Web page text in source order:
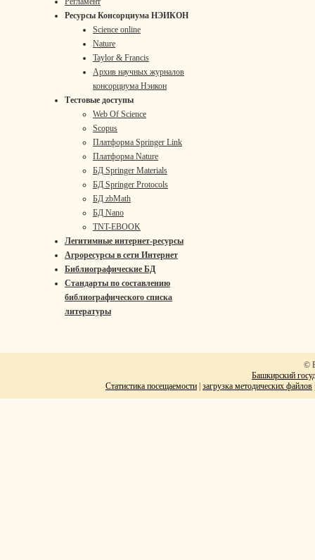
Ресурсы Консорциума НЭИКОН
Science online
Nature
Taylor & Francis
Архив научных журналов
консорциума Нэикон
Тестовые доступы
Web Of Science
Scopus
Платформа Springer Link
Платформа Nature
БД Springer Materials
БД Springer Protocols
БД zbMath
БД Nano
TNT-EBOOK
Легитимные интернет-ресурсы
Агроресурсы в сети Интернет
Библиографические БД
Стандарты по составлению
библиографического списка
литературы
©
Башкирский
Статистика посещаемости загрузка методических файлов